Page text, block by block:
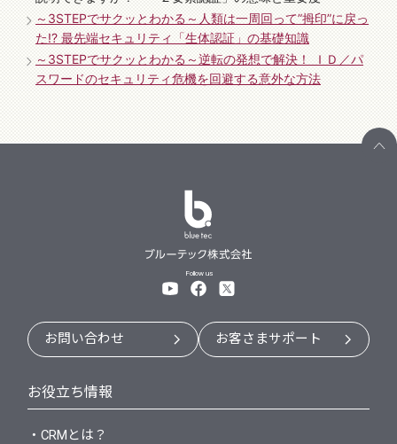
～3STEPでサクッとわかる～人類は一周回って”拇印”に戻っ
た!? 最先端セキュリティ「生体認証」の基礎知識
～3STEPでサクッとわかる～逆転の発想で解決！ ＩＤ／パ
スワードのセキュリティ危機を回避する意外な方法
Follow us
お問い合わせ お客さまサポート
お役立ち情報
・CRMとは？